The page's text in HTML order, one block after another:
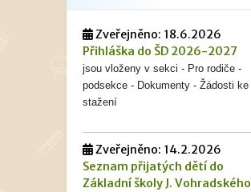
Zveřejněno: 18.6.2026
Přihláška do ŠD 2026-2027
jsou vloženy v sekci - Pro rodiče -
podsekce - Dokumenty - Žádosti ke
stažení
Zveřejněno: 14.2.2026
Seznam přijatých dětí do
Základní školy J. Vohradského